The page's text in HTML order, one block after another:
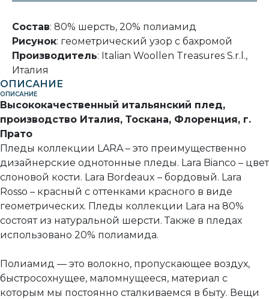
Состав: 80% шерсть, 20% полиамид
Рисунок: геометрический узор с бахромой
Производитель: Italian Woollen Treasures S.r.l.,
Италия
ОПИСАНИЕ
ОПИСАНИЕ
Высококачественный итальянский плед,
производство Италия, Тоскана, Флоренция, г.
Прато
Пледы коллекции LARA – это преимущественно
дизайнерские однотонные пледы. Lara Bianco – цвет
слоновой кости. Lara Bordeaux – бордовый. Lara
Rosso – красный с оттенками красного в виде
геометрических. Пледы коллекции Lara на 80%
состоят из натуральной шерсти. Также в пледах
использовано 20% полиамида.
Полиамид — это волокно, пропускающее воздух,
быстросохнущее, маломнущееся, материал с
которым мы постоянно сталкиваемся в быту. Вещи